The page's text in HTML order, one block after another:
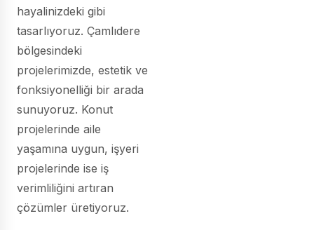
hayalinizdeki gibi
tasarlıyoruz. Çamlıdere
bölgesindeki
projelerimizde, estetik ve
fonksiyonelliği bir arada
sunuyoruz. Konut
projelerinde aile
yaşamına uygun, işyeri
projelerinde ise iş
verimliliğini artıran
çözümler üretiyoruz.